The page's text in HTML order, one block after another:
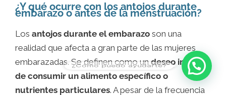
¿Y qué ocurre con los antojos durante
embarazo o antes de la menstruación?
Los antojos durante el embarazo son una
realidad que afecta a gran parte de las mujeres
embarazadas. Se definen como un deseo intenso
de consumir un alimento específico o
nutrientes particulares. A pesar de la frecuencia
¿Cómo puedo ayudarte?